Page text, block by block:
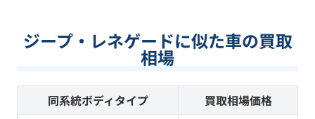
ジープ・レネゲードに似た車の買取
相場
同系統ボディタイプ 買取相場価格